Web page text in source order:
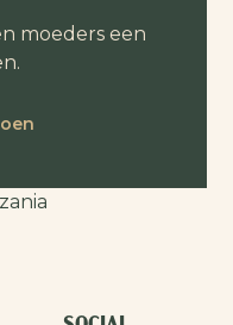
moeders een